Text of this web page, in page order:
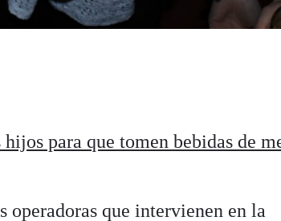
para que tomen bebidas de
operadoras que intervienen en la